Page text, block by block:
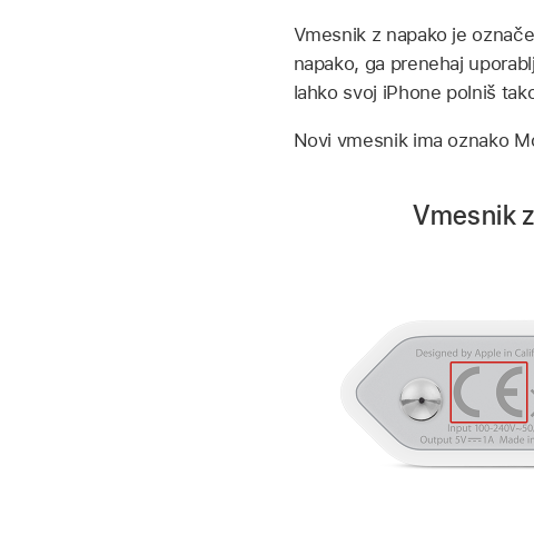
Vmesnik z napako je
napako, ga prenehaj
lahko svoj iPhone polniš
Novi vmesnik ima oznako
Vmesnik